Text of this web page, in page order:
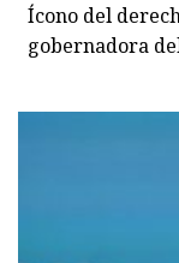
Ícono del
gobernadora